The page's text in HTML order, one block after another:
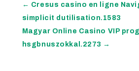
← Cresus casino en ligne
simplicit dutilisation.1583
Magyar Online Casino VIP
hsgbnuszokkal.2273 →